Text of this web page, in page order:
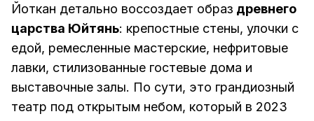
Йоткан детально воссоздает образ древнего
царства Юйтянь: крепостные стены, улочки с
едой, ремесленные мастерские, нефритовые
лавки, стилизованные гостевые дома и
выставочные залы. По сути, это грандиозный
театр под открытым небом, который в 2023